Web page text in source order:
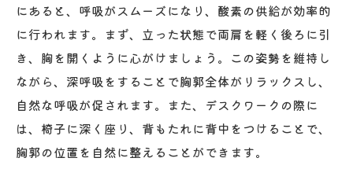
にあると、呼吸がスムーズになり、酸素の供給が効率的
に行われます。まず、立った状態で両肩を軽く後ろに引
き、胸を開くように心がけましょう。この姿勢を維持し
ながら、深呼吸をすることで胸郭全体がリラックスし、
自然な呼吸が促されます。また、デスクワークの際に
は、椅子に深く座り、背もたれに背中をつけることで、
胸郭の位置を自然に整えることができます。